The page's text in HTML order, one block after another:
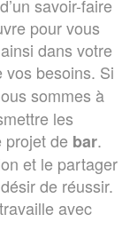
savoir-faire
pour vous
dans votre
vos besoins. Si
sommes à
les
projet de bar.
et le partager
de réussir.
avec